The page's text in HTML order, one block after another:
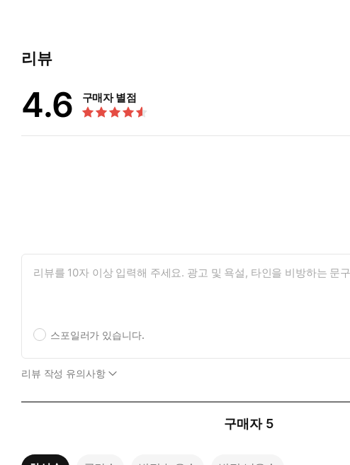
리뷰
4.6 구매자 별점
스포일러가 있습니다.
리뷰 작성 유의사항
구매자 5